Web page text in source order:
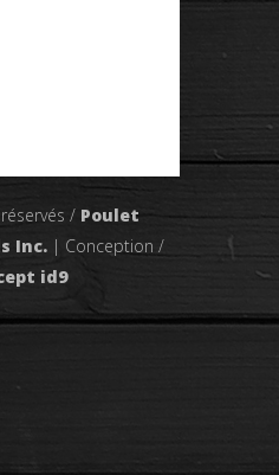
/ Poulet
Inc. | Conception /
id9